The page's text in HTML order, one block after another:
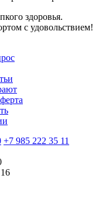
здоровья.
с удовольствием!
+7 985 222 35 11